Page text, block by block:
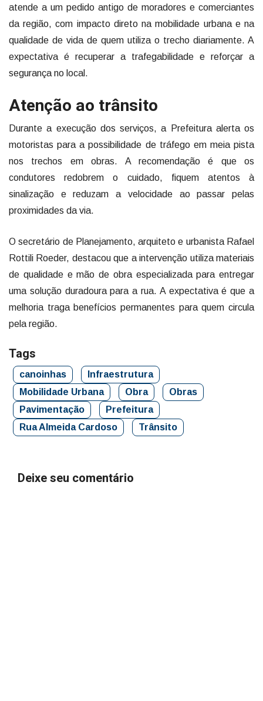
atende a um pedido antigo de moradores e comerciantes
da região, com impacto direto na mobilidade urbana e na
qualidade de vida de quem utiliza o trecho diariamente. A
expectativa é recuperar a trafegabilidade e reforçar a
segurança no local.
Atenção ao trânsito
Durante a execução dos serviços, a Prefeitura alerta os
motoristas para a possibilidade de tráfego em meia pista
nos trechos em obras. A recomendação é que os
condutores redobrem o cuidado, fiquem atentos à
sinalização e reduzam a velocidade ao passar pelas
proximidades da via.
O secretário de Planejamento, arquiteto e urbanista Rafael
Rottili Roeder, destacou que a intervenção utiliza materiais
de qualidade e mão de obra especializada para entregar
uma solução duradoura para a rua. A expectativa é que a
melhoria traga benefícios permanentes para quem circula
pela região.
Tags
canoinhas
Infraestrutura
Mobilidade Urbana
Obra
Obras
Pavimentação
Prefeitura
Rua Almeida Cardoso
Trânsito
Deixe seu comentário